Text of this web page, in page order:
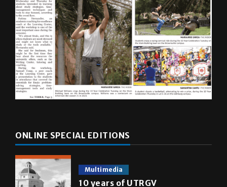
ONLINE SPECIAL EDITIONS
Multimedia
10 years of UTRGV